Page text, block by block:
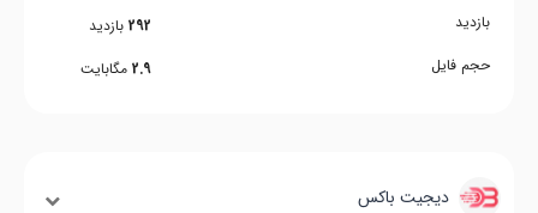
بازدید
حجم فایل
292 بازدید
2.9 مگابایت
دیجیت باکس